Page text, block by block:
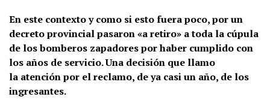
En este contexto y como si esto fuera poco, por un
decreto provincial pasaron «a retiro» a toda la cúpula
de los bomberos zapadores por haber cumplido con
los años de servicio. Una decisión que llamo
la atención por el reclamo, de ya casi un año, de los
ingresantes.